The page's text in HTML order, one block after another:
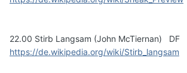
22.00 Stirb Langsam (John McTiernan) DF
https://de.wikipedia.org/wiki/Stirb_langsam